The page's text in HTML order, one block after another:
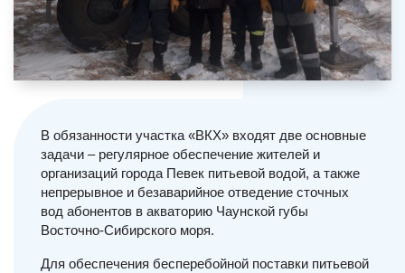
В обязанности участка «ВКХ» входят две основные
задачи – регулярное обеспечение жителей и
организаций города Певек питьевой водой, а также
непрерывное и безаварийное отведение сточных
вод абонентов в акваторию Чаунской губы
Восточно-Сибирского моря.
Для обеспечения бесперебойной поставки питьевой